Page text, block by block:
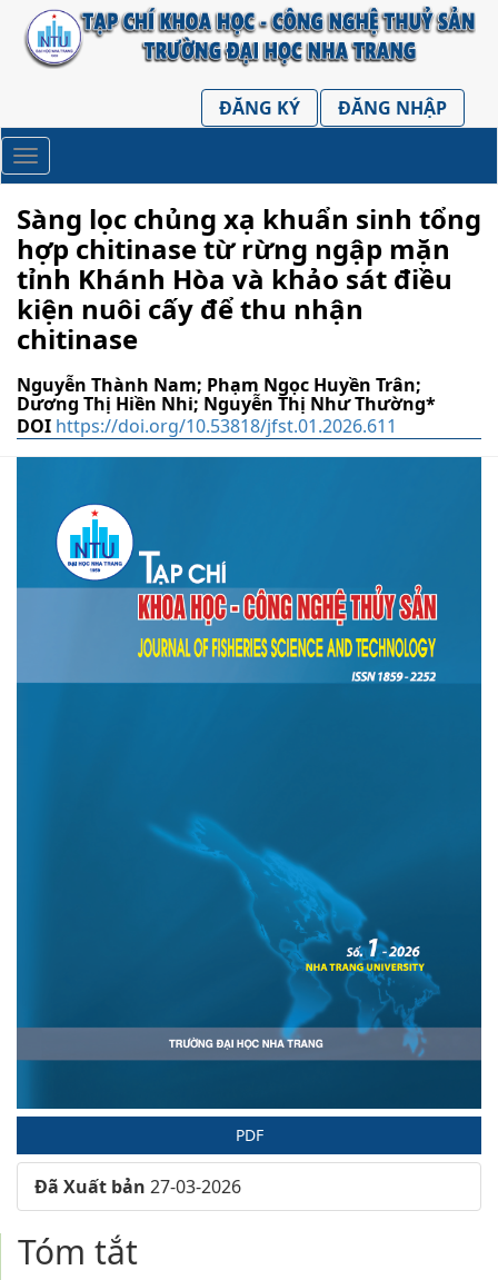
##plugins.themes.huaf_theme.accessible_menu.label##
ĐĂNG KÝ
ĐĂNG NHẬP
Toggle
navigation
Sàng lọc chủng xạ khuẩn sinh tổng
hợp chitinase từ rừng ngập mặn
tỉnh Khánh Hòa và khảo sát điều
kiện nuôi cấy để thu nhận
chitinase
Nguyễn Thành Nam; Phạm Ngọc Huyền Trân;
Dương Thị Hiền Nhi; Nguyễn Thị Như Thường*
DOI https://doi.org/10.53818/jfst.01.2026.611
PDF
Đã Xuất bản 27-03-2026
Tóm tắt